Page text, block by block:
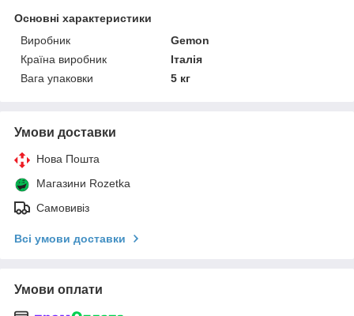
Основні характеристики
Виробник
Gemon
Країна виробник
Італія
Вага упаковки
5 кг
Умови доставки
Нова Пошта
Магазини Rozetka
Самовивіз
Всі умови доставки
Умови оплати